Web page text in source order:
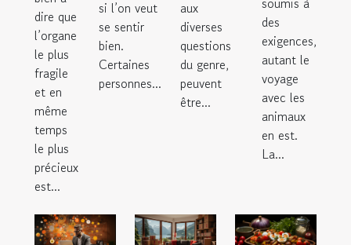
dire que
l’organe
le plus
fragile
et en
même
temps
le plus
précieux
est...
si l’on veut
se sentir
bien.
Certaines
personnes...
aux
diverses
questions
du genre,
peuvent
être...
des
exigences,
autant le
voyage
avec les
animaux
en est.
La...